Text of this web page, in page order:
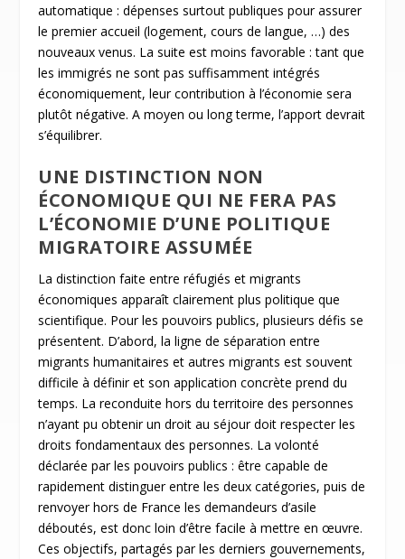
automatique : dépenses surtout publiques pour assurer
le premier accueil (logement, cours de langue, …) des
nouveaux venus. La suite est moins favorable : tant que
les immigrés ne sont pas suffisamment intégrés
économiquement, leur contribution à l’économie sera
plutôt négative. A moyen ou long terme, l’apport devrait
s’équilibrer.
UNE DISTINCTION NON
ÉCONOMIQUE QUI NE FERA PAS
L’ÉCONOMIE D’UNE POLITIQUE
MIGRATOIRE ASSUMÉE
La distinction faite entre réfugiés et migrants
économiques apparaît clairement plus politique que
scientifique. Pour les pouvoirs publics, plusieurs défis se
présentent. D’abord, la ligne de séparation entre
migrants humanitaires et autres migrants est souvent
difficile à définir et son application concrète prend du
temps. La reconduite hors du territoire des personnes
n’ayant pu obtenir un droit au séjour doit respecter les
droits fondamentaux des personnes. La volonté
déclarée par les pouvoirs publics : être capable de
rapidement distinguer entre les deux catégories, puis de
renvoyer hors de France les demandeurs d’asile
déboutés, est donc loin d’être facile à mettre en œuvre.
Ces objectifs, partagés par les derniers gouvernements,